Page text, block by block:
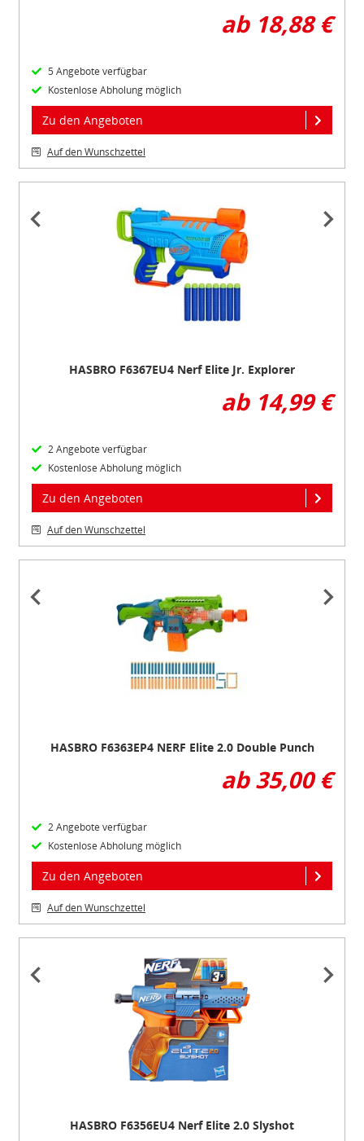
ab 18,88 €
5 Angebote verfügbar
Kostenlose Abholung möglich
Zu den Angeboten
Auf den Wunschzettel
HASBRO F6367EU4 Nerf Elite Jr. Explorer
ab 14,99 €
2 Angebote verfügbar
Kostenlose Abholung möglich
Zu den Angeboten
Auf den Wunschzettel
HASBRO F6363EP4 NERF Elite 2.0 Double Punch
ab 35,00 €
2 Angebote verfügbar
Kostenlose Abholung möglich
Zu den Angeboten
Auf den Wunschzettel
HASBRO F6356EU4 Nerf Elite 2.0 Slyshot